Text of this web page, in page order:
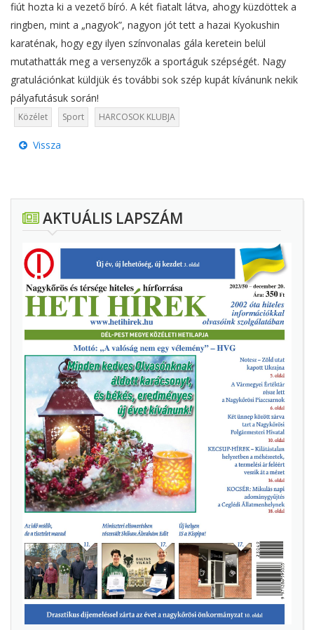
fiút hozta ki a vezető bíró. A két fiatalt látva, ahogy küzdöttek a
ringben, mint a „nagyok”, nagyon jót tett a hazai Kyokushin
karaténak, hogy egy ilyen színvonalas gála keretein belül
mutathatták meg a versenyzők a sportáguk szépségét. Nagy
gratulációnkat küldjük és további sok szép kupát kívánunk nekik
pályafutásuk során!
Közélet Sport HARCOSOK KLUBJA
Vissza
AKTUÁLIS LAPSZÁM